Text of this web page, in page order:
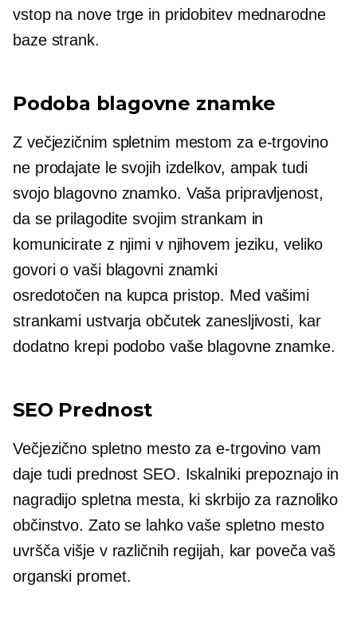
vstop na nove trge in pridobitev mednarodne
baze strank.
Podoba blagovne znamke
Z večjezičnim spletnim mestom za e-trgovino
ne prodajate le svojih izdelkov, ampak tudi
svojo blagovno znamko. Vaša pripravljenost,
da se prilagodite svojim strankam in
komunicirate z njimi v njihovem jeziku, veliko
govori o vaši blagovni znamki
osredotočen na kupca pristop. Med vašimi
strankami ustvarja občutek zanesljivosti, kar
dodatno krepi podobo vaše blagovne znamke.
SEO Prednost
Večjezično spletno mesto za e-trgovino vam
daje tudi prednost SEO. Iskalniki prepoznajo in
nagradijo spletna mesta, ki skrbijo za raznoliko
občinstvo. Zato se lahko vaše spletno mesto
uvršča višje v različnih regijah, kar poveča vaš
organski promet.